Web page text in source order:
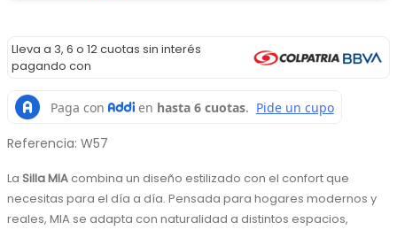
Lleva a 3, 6 o 12 cuotas sin interés
pagando con
Referencia: W57
La Silla MIA combina un diseño estilizado con el confort que
necesitas para el día a día. Pensada para hogares modernos y
reales, MIA se adapta con naturalidad a distintos espacios,